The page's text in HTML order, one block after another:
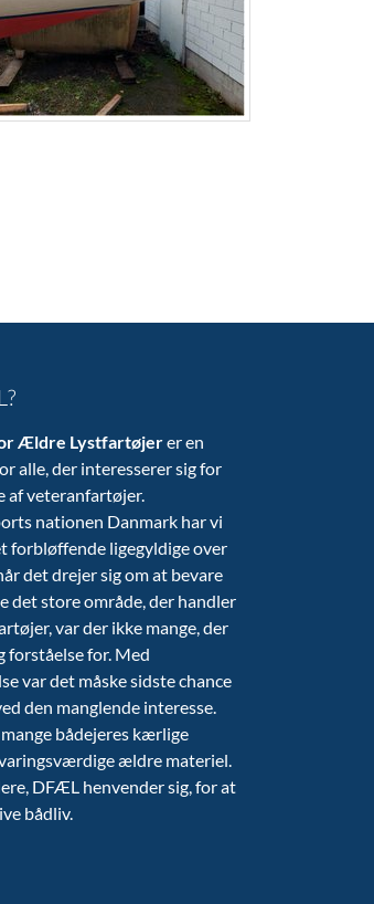
Ældre Lystfartøjerer en
alle, der interesserer sig for
af veteranfartøjer.
nationen Danmark har vi
ligegyldige over
det drejer sig om at bevare
det store område, der handler
var der ikke mange, der
forståelse for. Med
var det måske sidste chance
den manglende interesse.
bådejeres kærlige
ældre materiel.
DFÆL henvender sig, for at
bådliv.